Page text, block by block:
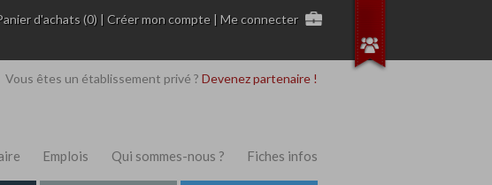
d'achats (0) |Créer mon compte |Me connecter
Vous êtes un établissement privé ? Devenez partenaire !
Emplois Qui sommes-nous ? Fiches infos